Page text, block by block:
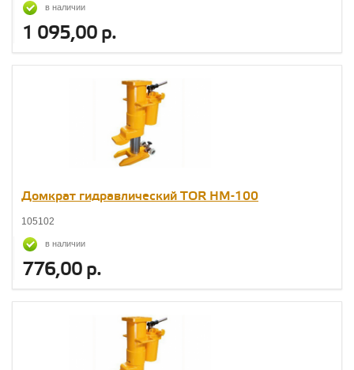
в наличии
1 095,00 р.
Домкрат гидравлический TOR HM-100
105102
в наличии
776,00 р.